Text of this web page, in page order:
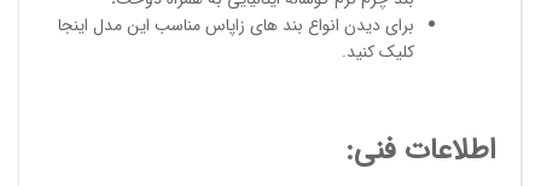
برای دیدن انواع بند های زاپاس مناسب این مدل اینجا
کلیک کنید.
اطلاعات فنی: